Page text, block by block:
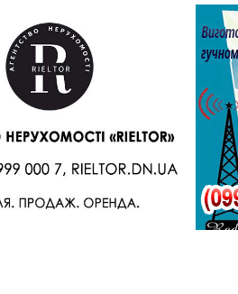
про
повністю